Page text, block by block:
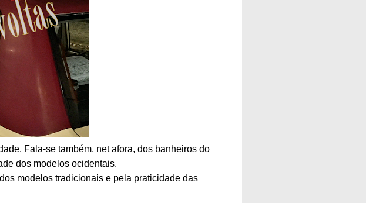
Fala-se também, net afora, dos banheiros do
dos modelos ocidentais.
modelos tradicionais e pela praticidade das